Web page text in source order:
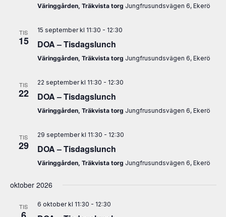
Väringgården, Träkvista torg Jungfrusundsvägen 6, Ekerö
TIS
15
15 september kl 11:30 - 12:30
DOA – Tisdagslunch
Väringgården, Träkvista torg Jungfrusundsvägen 6, Ekerö
TIS
22
22 september kl 11:30 - 12:30
DOA – Tisdagslunch
Väringgården, Träkvista torg Jungfrusundsvägen 6, Ekerö
TIS
29
29 september kl 11:30 - 12:30
DOA – Tisdagslunch
Väringgården, Träkvista torg Jungfrusundsvägen 6, Ekerö
oktober 2026
TIS 6 oktober kl 11:30 - 12:30